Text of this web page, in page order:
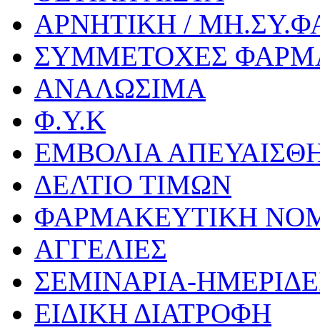
ΑΡΝΗΤΙΚΗ /
ΣΥΜΜΕΤΟΧΕΣ
ΑΝΑΛΩΣΙΜΑ
Φ.Υ.Κ
ΕΜΒΟΛΙΑ
ΔΕΛΤΙΟ ΤΙΜΩΝ
ΦΑΡΜΑΚΕΥΤΙΚΗ
ΑΓΓΕΛΙΕΣ
ΣΕΜΙΝΑΡΙΑ-
ΕΙΔΙΚΗ ΔΙΑΤΡΟΦΗ